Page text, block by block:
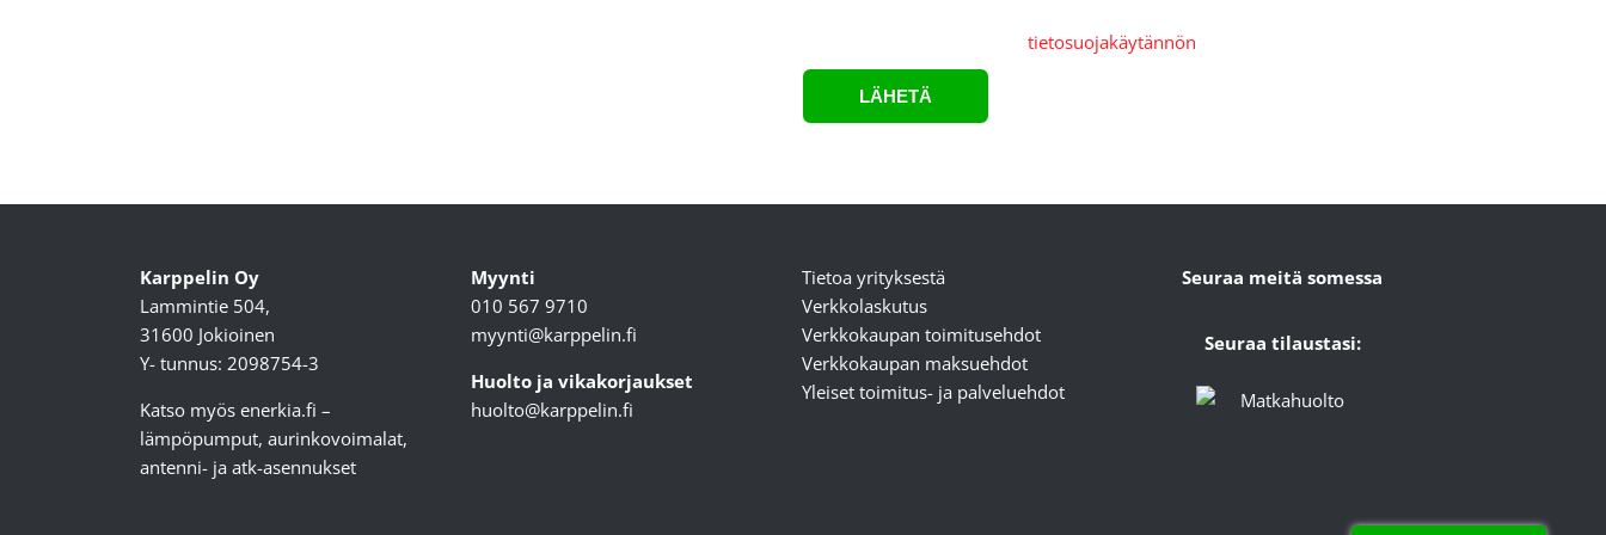
tietosuojakäytännön
Karppelin Oy
Lammintie 504,
31600 Jokioinen
Y- tunnus: 2098754-3
Katso myös enerkia.fi –
lämpöpumput, aurinkovoimalat,
antenni- ja atk-asennukset
Myynti
010 567 9710
myynti@karppelin.fi
Huolto ja vikakorjaukset
huolto@karppelin.fi
Tietoa yrityksestä
Verkkolaskutus
Verkkokaupan toimitusehdot
Verkkokaupan maksuehdot
Yleiset toimitus- ja palveluehdot
Seuraa meitä somessa
Seuraa tilaustasi: